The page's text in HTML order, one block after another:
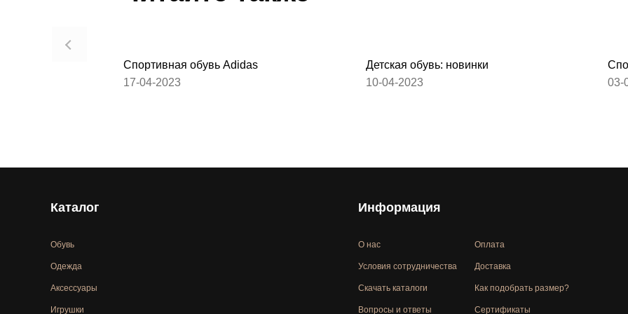
Спортивная обувь Adidas
17-04-2023
Детская обувь: новинки
10-04-2023
03-
Каталог
Обувь
Одежда
Аксессуары
Игрушки
Информация
О нас
Условия сотрудничества
Скачать каталоги
Вопросы и ответы
Оплата
Доставка
Как подобрать размер?
Сертификаты